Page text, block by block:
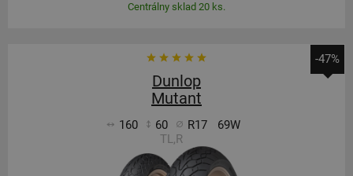
Centrálny sklad 20 ks.
-47%
Dunlop
Mutant
160 60 R17
69W
TL,R